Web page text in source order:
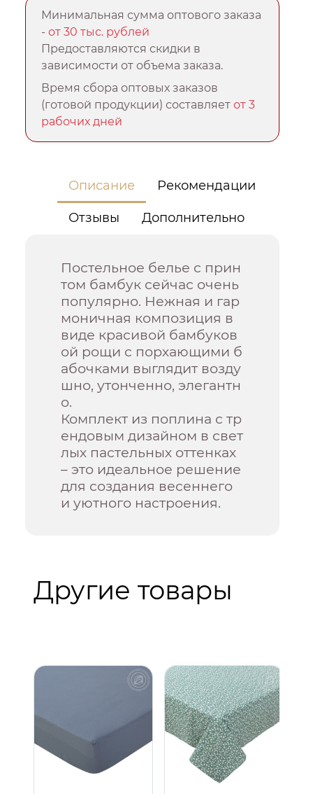
Минимальная сумма оптового заказа
-от 30 тыс. рублей
Предоставляются скидки в
зависимости от объема заказа.
Время сбора оптовых заказов
(готовой продукции) составляетот 3
рабочих дней
Описание Рекомендации
Отзывы Дополнительно
Постельное белье с прин
том бамбук сейчас очень
популярно. Нежная и гар
моничная композиция в
виде красивой бамбуков
ой рощи с порхающими б
абочками выглядит возду
шно, утонченно, элегантн
о.
Комплект из поплина с тр
ендовым дизайном в свет
лых пастельных оттенках
– это идеальное решение
для создания весеннего
и уютного настроения.
Другие товары